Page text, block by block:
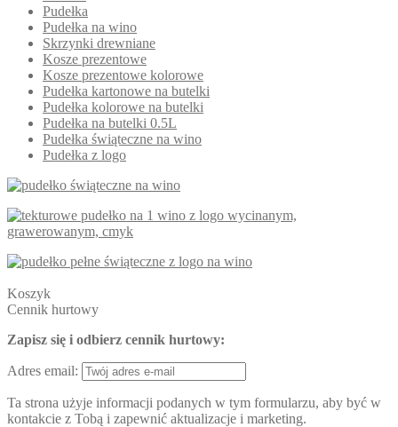
Pudełka
Pudełka na wino
Skrzynki drewniane
Kosze prezentowe
Kosze prezentowe kolorowe
Pudełka kartonowe na butelki
Pudełka kolorowe na butelki
Pudełka na butelki 0.5L
Pudełka świąteczne na wino
Pudełka z logo
Koszyk
Cennik hurtowy
Zapisz się i odbierz cennik hurtowy:
Adres email:
Ta strona użyje informacji podanych w tym formularzu, aby być w
kontakcie z Tobą i zapewnić aktualizacje i marketing.